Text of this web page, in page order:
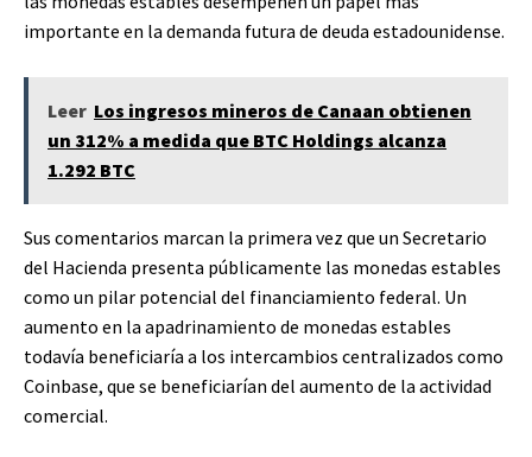
importante en la demanda futura de deuda estadounidense.
Leer Los ingresos mineros de Canaan obtienen
un 312% a medida que BTC Holdings alcanza
1.292 BTC
Sus comentarios marcan la primera vez que un Secretario
del Hacienda presenta públicamente las monedas estables
como un pilar potencial del financiamiento federal. Un
aumento en la apadrinamiento de monedas estables
todavía beneficiaría a los intercambios centralizados como
Coinbase, que se beneficiarían del aumento de la actividad
comercial.